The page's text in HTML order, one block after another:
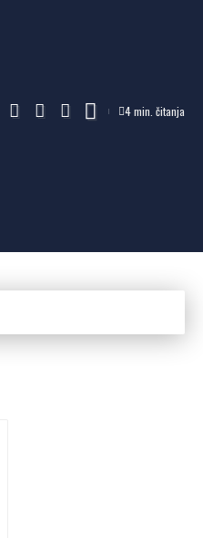
4 min. čitanja